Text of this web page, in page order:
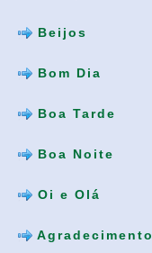
Beijos
Bom Dia
Boa Tarde
Boa Noite
Oi e Olá
Agradecimento